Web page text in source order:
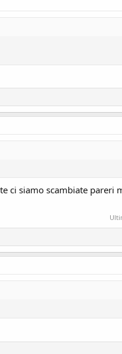
ci siamo scambiate pareri